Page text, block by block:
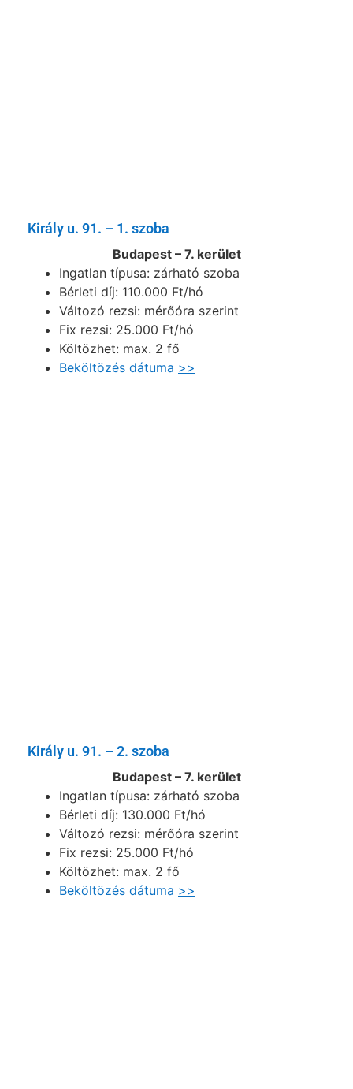
Király u. 91. – 1. szoba
Budapest – 7. kerület
Ingatlan típusa: zárható szoba
Bérleti díj: 110.000 Ft/hó
Változó rezsi: mérőóra szerint
Fix rezsi: 25.000 Ft/hó
Költözhet: max. 2 fő
Beköltözés dátuma >>
Király u. 91. – 2. szoba
Budapest – 7. kerület
Ingatlan típusa: zárható szoba
Bérleti díj: 130.000 Ft/hó
Változó rezsi: mérőóra szerint
Fix rezsi: 25.000 Ft/hó
Költözhet: max. 2 fő
Beköltözés dátuma >>